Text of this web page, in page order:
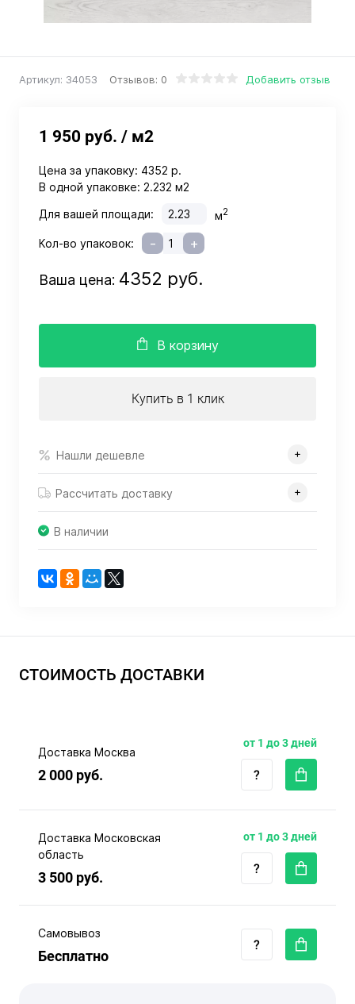
Отзывов: 0 Добавить отзыв
Артикул: 34053
1 950 руб. / м2
Цена за упаковку: 4352 р.
В одной упаковке: 2.232 м2
Для вашей площади:
м2
Кол-во упаковок: - +
Ваша цена: 4352 руб.
В корзину
Купить в 1 клик
Нашли дешевле
Рассчитать доставку
В наличии
СТОИМОСТЬ ДОСТАВКИ
Доставка Москва
2 000 руб.
от 1 до 3 дней
Доставка Московская
область
3 500 руб.
от 1 до 3 дней
Самовывоз
Бесплатно